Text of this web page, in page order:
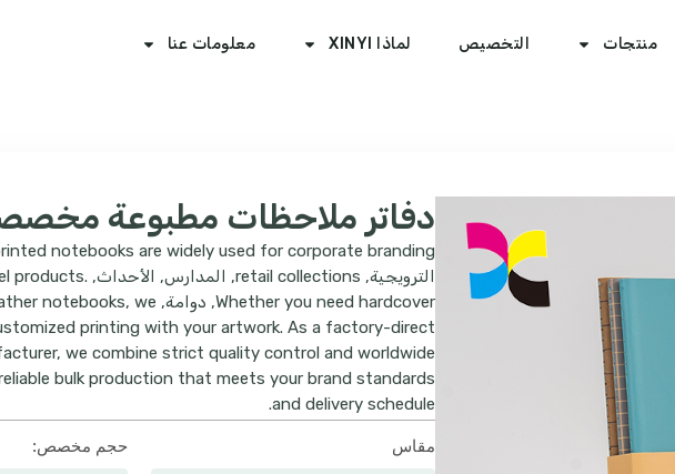
منتجات التخصيص لماذا XINYI معلومات عنا
دفاتر ملاحظات مطبوعة
notebooks are widely used for corporate branding
الترويجية, retail collections, المدارس, الأحداث, products.
Whether you need hardcover, دوامة, Softcover, notebooks, we
printing with your artwork. As a factory-direct
, we combine strict quality control and worldwide
bulk production that meets your brand standards
and delivery schedule
.
مقاس حجم مخصص: